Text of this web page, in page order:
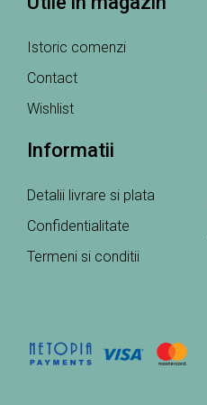
Istoric comenzi
Contact
Wishlist
Informatii
Detalii livrare si plata
Confidentialitate
Termeni si conditii